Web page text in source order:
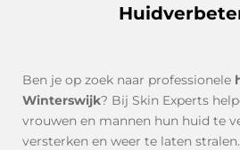
Ben je op zoek naar professionele
Winterswijk? Bij Skin Experts
vrouwen en mannen hun huid te
versterken en weer te laten stralen.